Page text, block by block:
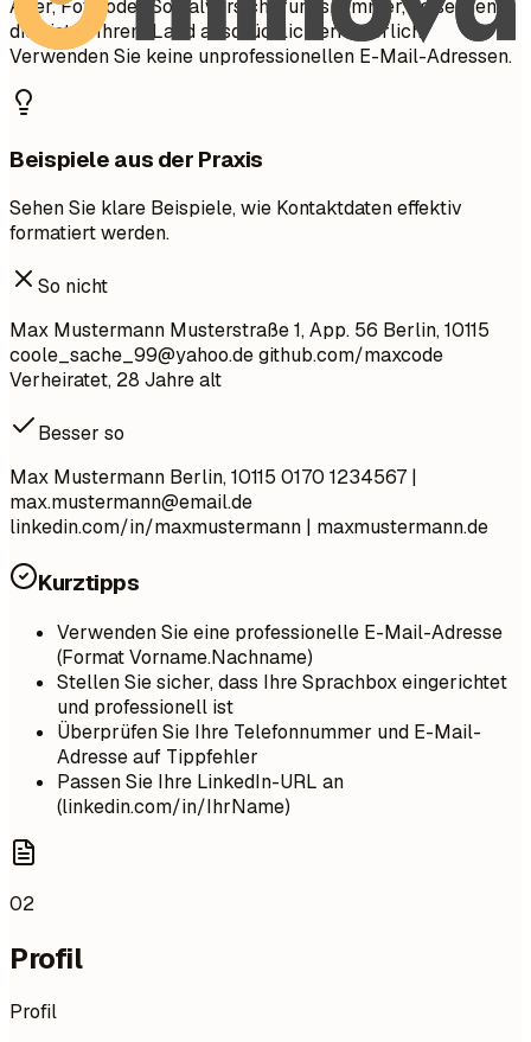
Alter, Foto oder Sozialversicherungsnummer, es sei denn,
dies ist in Ihrem Land ausdrücklich erforderlich.
Verwenden Sie keine unprofessionellen E-Mail-Adressen.
Beispiele aus der Praxis
Sehen Sie klare Beispiele, wie Kontaktdaten effektiv
formatiert werden.
So nicht
Max Mustermann Musterstraße 1, App. 56 Berlin, 10115
coole_sache_99@yahoo.degithub.com/maxcode
Verheiratet, 28 Jahre alt
Besser so
Max Mustermann Berlin, 10115 0170 1234567 |
max.mustermann@email.de
linkedin.com/in/maxmustermann | maxmustermann.de
Kurztipps
Verwenden Sie eine professionelle E-Mail-Adresse
(Format Vorname.Nachname)
Stellen Sie sicher, dass Ihre Sprachbox eingerichtet
und professionell ist
Überprüfen Sie Ihre Telefonnummer und E-Mail-
Adresse auf Tippfehler
Passen Sie Ihre LinkedIn-URL an
(linkedin.com/in/IhrName)
02
Profil
Profil